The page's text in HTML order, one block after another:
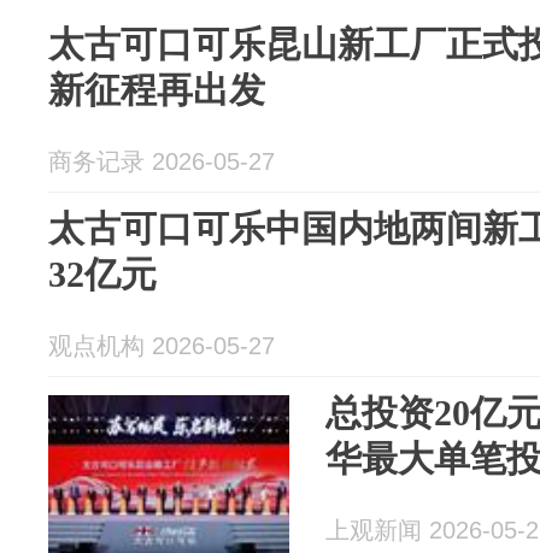
太古可口可乐昆山新工厂正式
新征程再出发
商务记录 2026-05-27
太古可口可乐中国内地两间新
32亿元
观点机构 2026-05-27
总投资20亿
华最大单笔
上观新闻 2026-05-